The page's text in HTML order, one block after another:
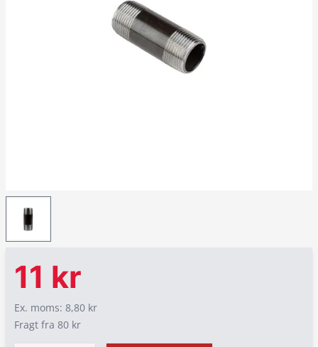
11 kr
Ex. moms: 8,80 kr
Fragt fra 80 kr